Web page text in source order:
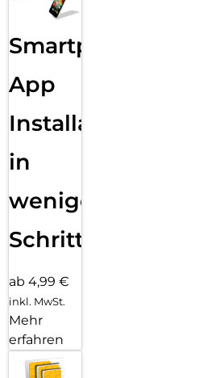
Smartphone
App
Installation
in
wenigen
Schritten
ab 4,99 €
inkl. MwSt.
Mehr
erfahren